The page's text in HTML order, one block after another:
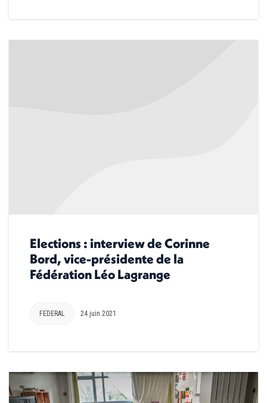
Elections : interview de Corinne
Bord, vice-présidente de la
Fédération Léo Lagrange
FEDERAL 24 juin 2021